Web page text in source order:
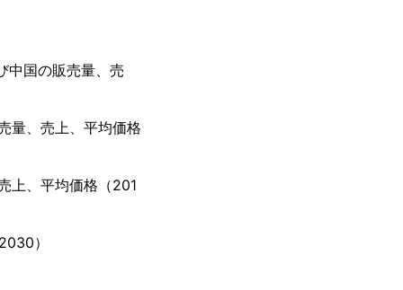
中国の販売量、売
量、売上、平均価格
上、平均価格（201
）